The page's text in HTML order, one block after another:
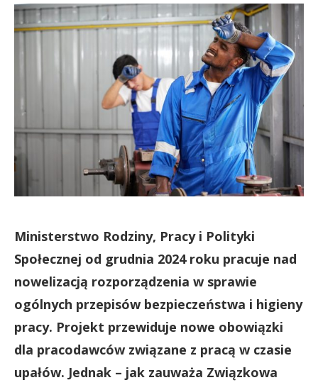
Ministerstwo Rodziny, Pracy i Polityki
Społecznej od grudnia 2024 roku pracuje nad
nowelizacją rozporządzenia w sprawie
ogólnych przepisów bezpieczeństwa i higieny
pracy. Projekt przewiduje nowe obowiązki
dla pracodawców związane z pracą w czasie
upałów. Jednak – jak zauważa Związkowa